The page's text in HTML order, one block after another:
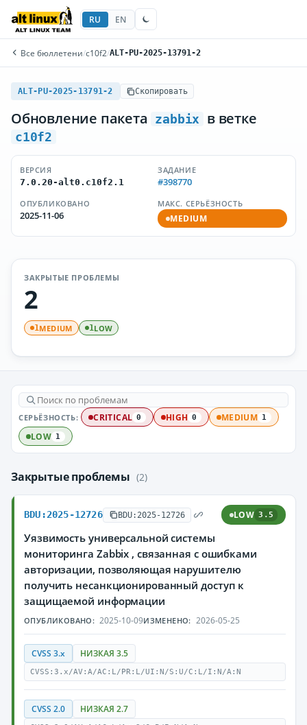
RU EN
Все бюллетени/c10f2/ALT-PU-2025-13791-2
ALT-PU-2025-13791-2 Скопировать
Обновление пакета zabbix в ветке
c10f2
ВЕРСИЯ
7.0.20-alt0.c10f2.1
ЗАДАНИЕ
#398770
ОПУБЛИКОВАНО
2025-11-06
МАКС. СЕРЬЁЗНОСТЬ
MEDIUM
ЗАКРЫТЫЕ ПРОБЛЕМЫ
2
1MEDIUM 1LOW
СЕРЬЁЗНОСТЬ: CRITICAL 0 HIGH 0 MEDIUM 1
LOW 1
Закрытые проблемы (2)
BDU:2025-12726 BDU:2025-12726 LOW 3.5
Уязвимость универсальной системы
мониторинга Zabbix , связанная с ошибками
авторизации, позволяющая нарушителю
получить несанкционированный доступ к
защищаемой информации
ОПУБЛИКОВАНО: 2025-10-09ИЗМЕНЕНО: 2026-05-25
CVSS 3.x НИЗКАЯ 3.5
CVSS:3.x/AV:A/AC:L/PR:L/UI:N/S:U/C:L/I:N/A:N
CVSS 2.0 НИЗКАЯ 2.7